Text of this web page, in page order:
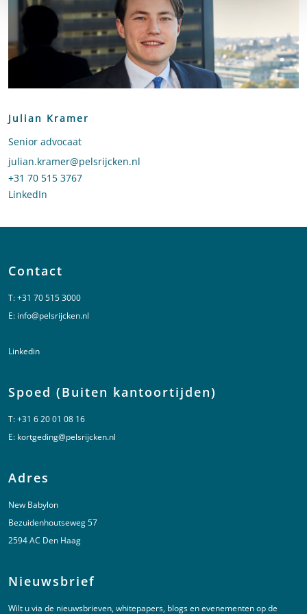
Julian Kramer
Senior advocaat
Stuur een e-mail naar Julian Kramer
julian.kramer@pelsrijcken.nl
Bel naar Julian Kramer
+31 70 515 3767
LinkedIn
Contact
T:+31 70 515 3000
E: info@pelsrijcken.nl
Linkedin
Spoed (Buiten kantoortijden)
T:+31 6 20 01 08 16
E: kortgeding@pelsrijcken.nl
Adres
New Babylon
Bezuidenhoutseweg 57
2594 AC Den Haag
Nieuwsbrief
Wilt u via de nieuwsbrieven, whitepapers, blogs en evenementen op de